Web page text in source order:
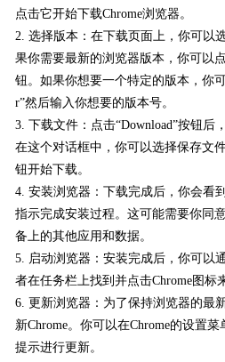
点击它开始下载Chrome浏览器。
2. 选择版本：在下载页面上，你可以
果你需要最新的浏览器版本，你可以点
钮。如果你想要一个特定的版本，你
r”然后输入你想要的版本号。
3. 下载文件：点击“Download”按钮后
在这个对话框中，你可以选择保存文
钮开始下载。
4. 安装浏览器：下载完成后，你会看
指示完成安装过程。这可能需要你同
备上的其他应用和数据。
5. 启动浏览器：安装完成后，你可以
者在任务栏上找到并点击Chrome图标
6. 更新浏览器：为了保持浏览器的最
新Chrome。你可以在Chrome的设置
提示进行更新。